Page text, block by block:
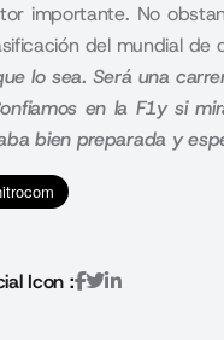
importante. No
del mundial
lo sea. Será una
en la F1y si
bien preparada y
Icon :